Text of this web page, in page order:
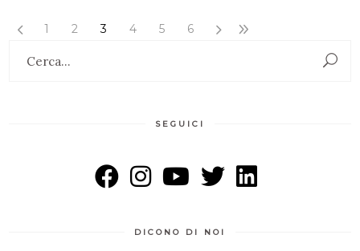
1 2 3 4 5 6
SEGUICI
DICONO DI NOI